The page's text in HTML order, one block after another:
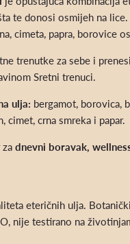
te donosi osmijeh na
cimeta, papra, borovice
trenutke za sebe i
Sretni trenuci.
ulja: bergamot, borovica,
cimet, crna smreka i papar.
dnevni boravak,
eteričnih ulja.
nije testirano na